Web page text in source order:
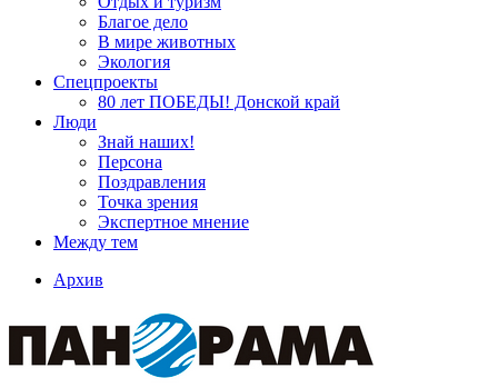
Благое дело
В мире животных
Экология
Спецпроекты
80 лет ПОБЕДЫ! Донской край
Люди
Знай наших!
Персона
Поздравления
Точка зрения
Экспертное мнение
Между тем
Архив